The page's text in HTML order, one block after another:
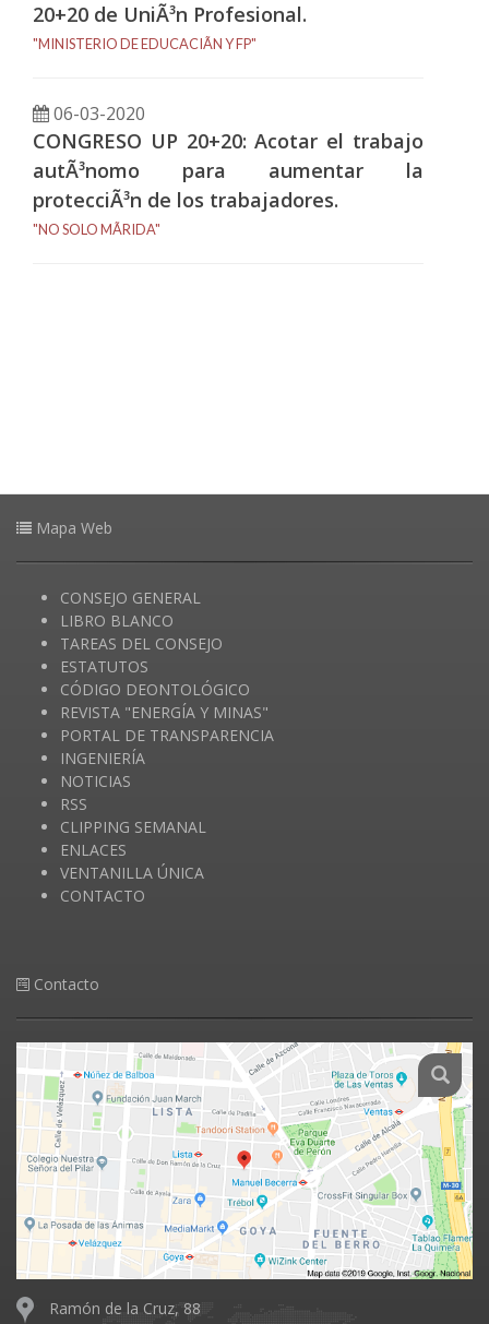
20+20 de UniÃ³n Profesional.
"MINISTERIO DE EDUCACIÃN Y FP"
06-03-2020
CONGRESO UP 20+20: Acotar el trabajo
autÃ³nomo para aumentar la
protecciÃ³n de los trabajadores.
"NO SOLO MÃRIDA"
Mapa Web
CONSEJO GENERAL
LIBRO BLANCO
TAREAS DEL CONSEJO
ESTATUTOS
CÓDIGO DEONTOLÓGICO
REVISTA "ENERGÍA Y MINAS"
PORTAL DE TRANSPARENCIA
INGENIERÍA
NOTICIAS
RSS
CLIPPING SEMANAL
ENLACES
VENTANILLA ÚNICA
CONTACTO
Contacto
Ramón de la Cruz, 88